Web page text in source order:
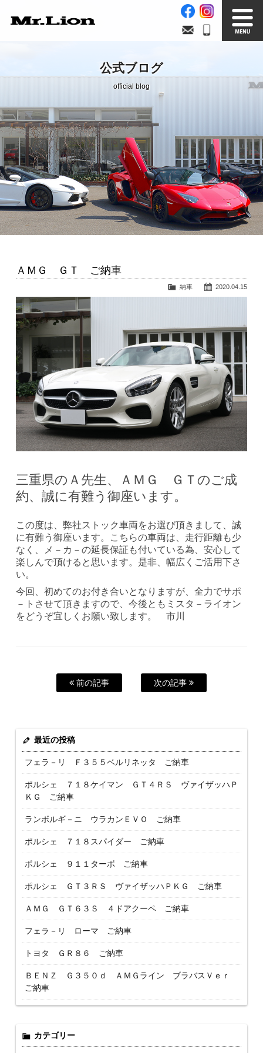
在庫車情報 買取無料査定
Factory
自社工場 サービス案内
Official Blog
公式ブログ
Company info.
会社案内
公式ブログ
official blog
ＡＭＧ ＧＴ ご納車
2020.04.15
納車
三重県のＡ先生、ＡＭＧ ＧＴのご成
約、誠に有難う御座います。
この度は、弊社ストック車両をお選び頂きまして、誠
に有難う御座います。こちらの車両は、走行距離も少
なく、メ－カ－の延長保証も付いている為、安心して
楽しんで頂けると思います。是非、幅広くご活用下さ
い。
今回、初めてのお付き合いとなりますが、全力でサポ
－トさせて頂きますので、今後ともミスタ－ライオン
をどうぞ宜しくお願い致します。 市川
前の記事 次の記事
最近の投稿
フェラ－リ Ｆ３５５ベルリネッタ ご納車
ポルシェ ７１８ケイマン ＧＴ４ＲＳ ヴァイザッハＰ
ＫＧ ご納車
ランボルギ－ニ ウラカンＥＶＯ ご納車
ポルシェ ７１８スパイダー ご納車
ポルシェ ９１１ターボ ご納車
ポルシェ ＧＴ３ＲＳ ヴァイザッハＰＫＧ ご納車
ＡＭＧ ＧＴ６３Ｓ ４ドアクーペ ご納車
フェラ－リ ローマ ご納車
トヨタ ＧＲ８６ ご納車
ＢＥＮＺ Ｇ３５０ｄ ＡＭＧライン ブラバスＶｅｒ
ご納車
カテゴリー